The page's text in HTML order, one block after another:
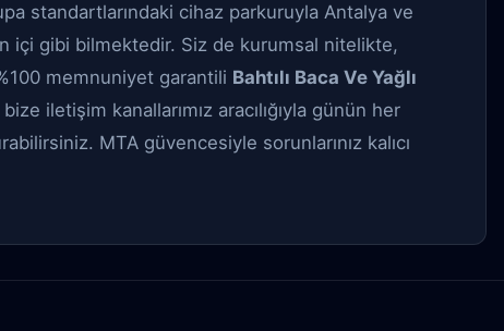
standartlarındaki cihaz parkuruyla Antalya ve
içi gibi bilmektedir. Siz de kurumsal nitelikte,
memnuniyet garantili Bahtılı Baca Ve Yağlı
iletişim kanallarımız aracılığıyla günün her
MTA güvencesiyle sorunlarınız kalıcı